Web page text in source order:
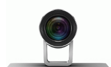
Sản phẩm